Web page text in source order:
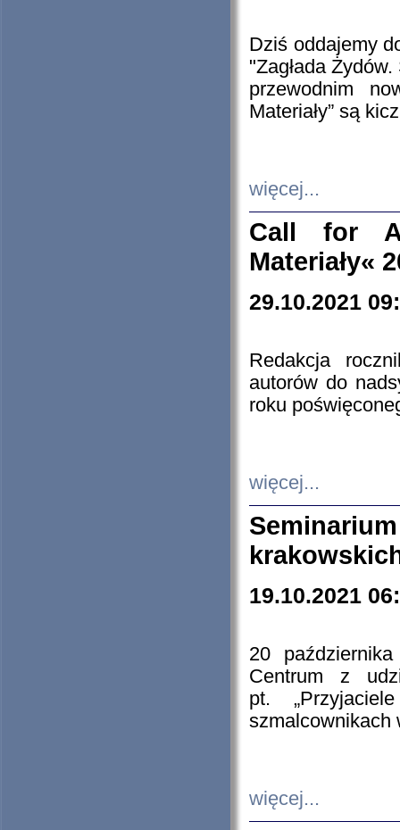
Dziś oddajemy
"Zagłada
przewodnim
Materiały” są
więcej...
Call for
Materiały«
29.10.2021
Redakcja
autorów do
roku
więcej...
19.10.2021
20
Centrum z
pt.
szmalcownikach
więcej...